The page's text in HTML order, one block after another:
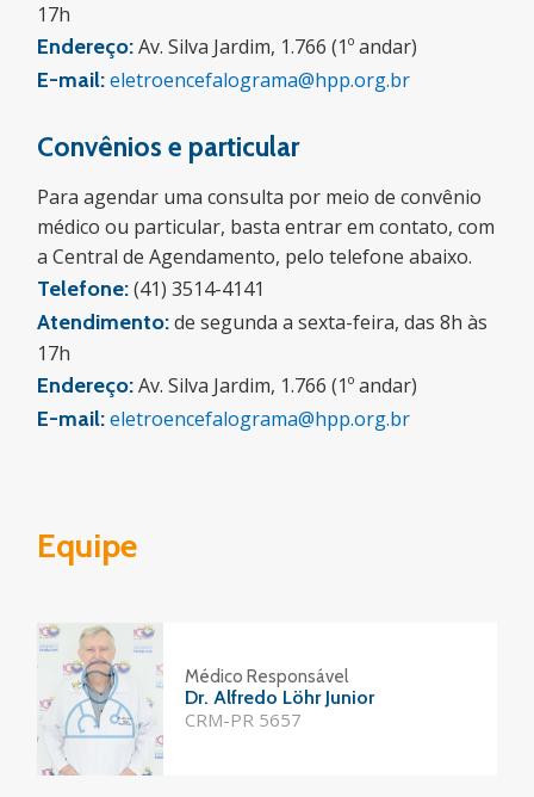
17h
Endereço:Av. Silva Jardim, 1.766 (1º andar)
E-mail:eletroencefalograma@hpp.org.br
Convênios e particular
Para agendar uma consulta por meio de convênio
médico ou particular, basta entrar em contato, com
a Central de Agendamento, pelo telefone abaixo.
Telefone:(41) 3514-4141
Atendimento:de segunda a sexta-feira, das 8h às
17h
Endereço:Av. Silva Jardim, 1.766 (1º andar)
E-mail:eletroencefalograma@hpp.org.br
Equipe
Médico Responsável
Dr. Alfredo Löhr Junior
CRM-PR 5657